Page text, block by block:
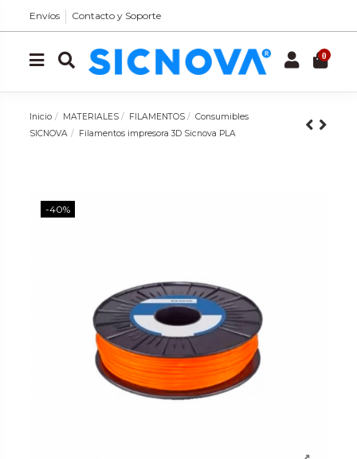
Envíos Contacto y Soporte
0
Inicio MATERIALES FILAMENTOS
Consumibles
SICNOVA
Filamentos impresora 3D Sicnova PLA
-40%